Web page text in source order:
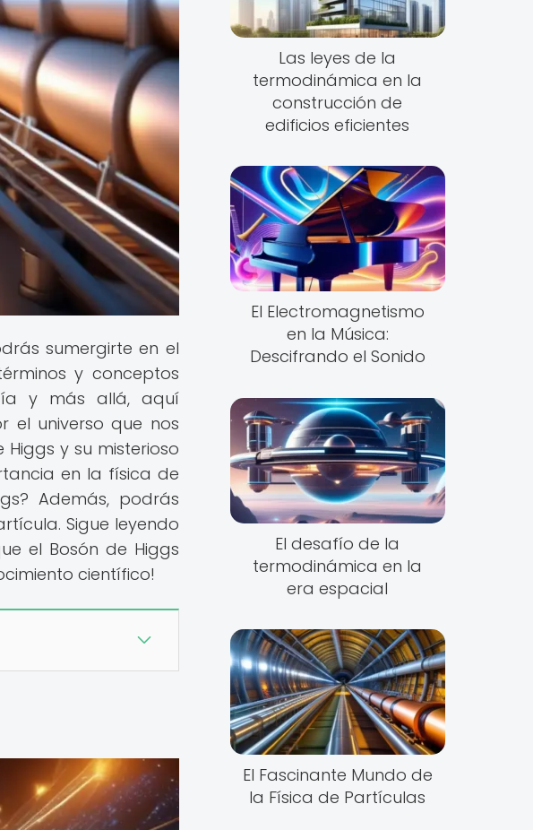
sumergirte en el
y conceptos
y más allá, aquí
el universo que nos
y su misterioso
en la física de
Además, podrás
Sigue leyendo
el Bosón de Higgs
científico!
Las leyes de la
termodinámica en la
construcción de
edificios eficientes
El Electromagnetismo
en la Música:
Descifrando el Sonido
El desafío de la
termodinámica en la
era espacial
El Fascinante Mundo de
la Física de Partículas